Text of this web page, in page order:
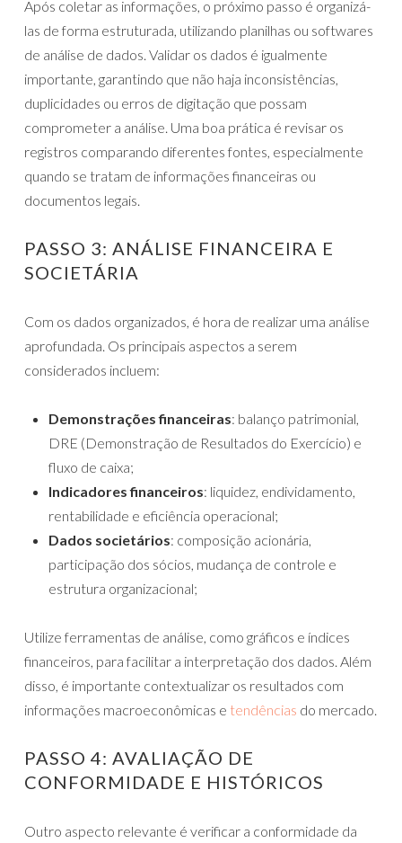
Após coletar as informações, o próximo passo é organizá-
las de forma estruturada, utilizando planilhas ou softwares
de análise de dados. Validar os dados é igualmente
importante, garantindo que não haja inconsistências,
duplicidades ou erros de digitação que possam
comprometer a análise. Uma boa prática é revisar os
registros comparando diferentes fontes, especialmente
quando se tratam de informações financeiras ou
documentos legais.
PASSO 3: ANÁLISE FINANCEIRA E
SOCIETÁRIA
Com os dados organizados, é hora de realizar uma análise
aprofundada. Os principais aspectos a serem
considerados incluem:
Demonstrações financeiras: balanço patrimonial,
DRE (Demonstração de Resultados do Exercício) e
fluxo de caixa;
Indicadores financeiros: liquidez, endividamento,
rentabilidade e eficiência operacional;
Dados societários: composição acionária,
participação dos sócios, mudança de controle e
estrutura organizacional;
Utilize ferramentas de análise, como gráficos e índices
financeiros, para facilitar a interpretação dos dados. Além
disso, é importante contextualizar os resultados com
informações macroeconômicas e tendências do mercado.
PASSO 4: AVALIAÇÃO DE
CONFORMIDADE E HISTÓRICOS
Outro aspecto relevante é verificar a conformidade da